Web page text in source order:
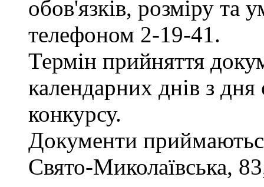
обов'язків, розміру та
телефоном 2-19-41.
Термін прийняття
календарних днів з
конкурсу.
Документи
Свято-Миколаївська,